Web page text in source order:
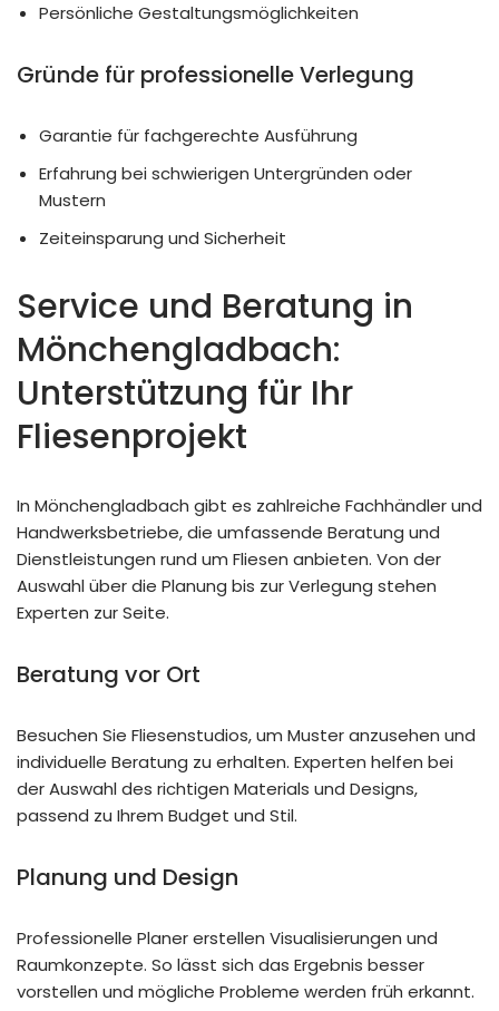
Persönliche Gestaltungsmöglichkeiten
Gründe für professionelle Verlegung
Garantie für fachgerechte Ausführung
Erfahrung bei schwierigen Untergründen oder
Mustern
Zeiteinsparung und Sicherheit
Service und Beratung in
Mönchengladbach:
Unterstützung für Ihr
Fliesenprojekt
In Mönchengladbach gibt es zahlreiche Fachhändler und
Handwerksbetriebe, die umfassende Beratung und
Dienstleistungen rund um Fliesen anbieten. Von der
Auswahl über die Planung bis zur Verlegung stehen
Experten zur Seite.
Beratung vor Ort
Besuchen Sie Fliesenstudios, um Muster anzusehen und
individuelle Beratung zu erhalten. Experten helfen bei
der Auswahl des richtigen Materials und Designs,
passend zu Ihrem Budget und Stil.
Planung und Design
Professionelle Planer erstellen Visualisierungen und
Raumkonzepte. So lässt sich das Ergebnis besser
vorstellen und mögliche Probleme werden früh erkannt.